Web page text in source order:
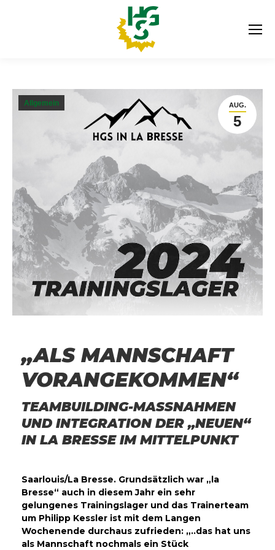
AUG.
5
Allgemein
„ALS MANNSCHAFT
VORANGEKOMMEN“
TEAMBUILDING-MASSNAHMEN U
ND INTEGRATION DER „NEUEN“ I
N LA BRESSE IM MITTELPUNKT
Saarlouis/La Bresse. Grundsätzlich war „la
Bresse“ auch in diesem Jahr ein sehr
gelungenes Trainingslager und das Trainerteam
um Philipp Kessler ist mit dem Langen
Wochenende durchaus zufrieden: „..das hat uns
als Mannschaft nochmals ein Stück